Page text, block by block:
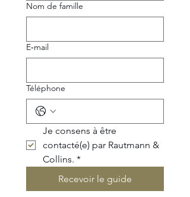
Nom de famille
E‑mail
Téléphone
Je consens à être
contacté(e) par Rautmann &
Collins. *
Recevoir le guide